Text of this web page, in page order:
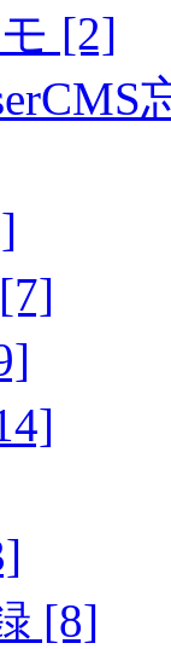
[2]
[8]